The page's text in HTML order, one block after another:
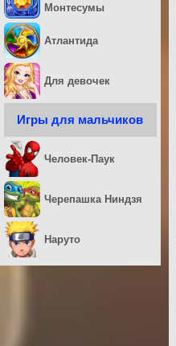
Монтесумы
Атлантида
Для девочек
Игры для мальчиков
Человек-Паук
Черепашка Ниндзя
Наруто